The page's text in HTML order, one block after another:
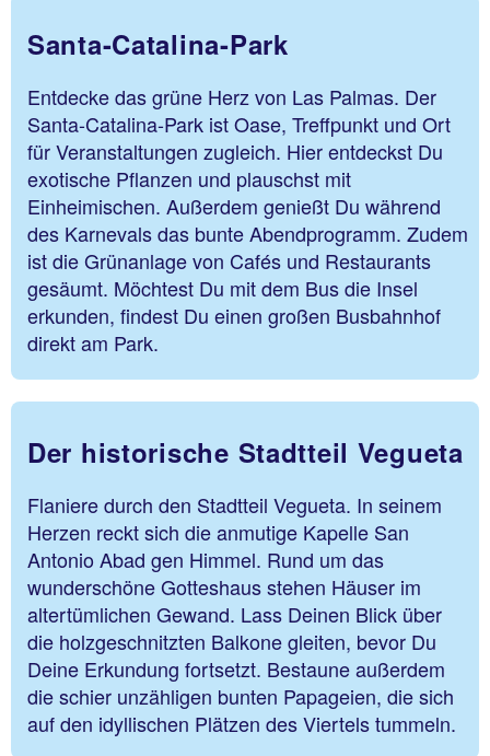
Santa-Catalina-Park
Entdecke das grüne Herz von Las Palmas. Der
Santa-Catalina-Park ist Oase, Treffpunkt und Ort
für Veranstaltungen zugleich. Hier entdeckst Du
exotische Pflanzen und plauschst mit
Einheimischen. Außerdem genießt Du während
des Karnevals das bunte Abendprogramm. Zudem
ist die Grünanlage von Cafés und Restaurants
gesäumt. Möchtest Du mit dem Bus die Insel
erkunden, findest Du einen großen Busbahnhof
direkt am Park.
Der historische Stadtteil Vegueta
Flaniere durch den Stadtteil Vegueta. In seinem
Herzen reckt sich die anmutige Kapelle San
Antonio Abad gen Himmel. Rund um das
wunderschöne Gotteshaus stehen Häuser im
altertümlichen Gewand. Lass Deinen Blick über
die holzgeschnitzten Balkone gleiten, bevor Du
Deine Erkundung fortsetzt. Bestaune außerdem
die schier unzähligen bunten Papageien, die sich
auf den idyllischen Plätzen des Viertels tummeln.